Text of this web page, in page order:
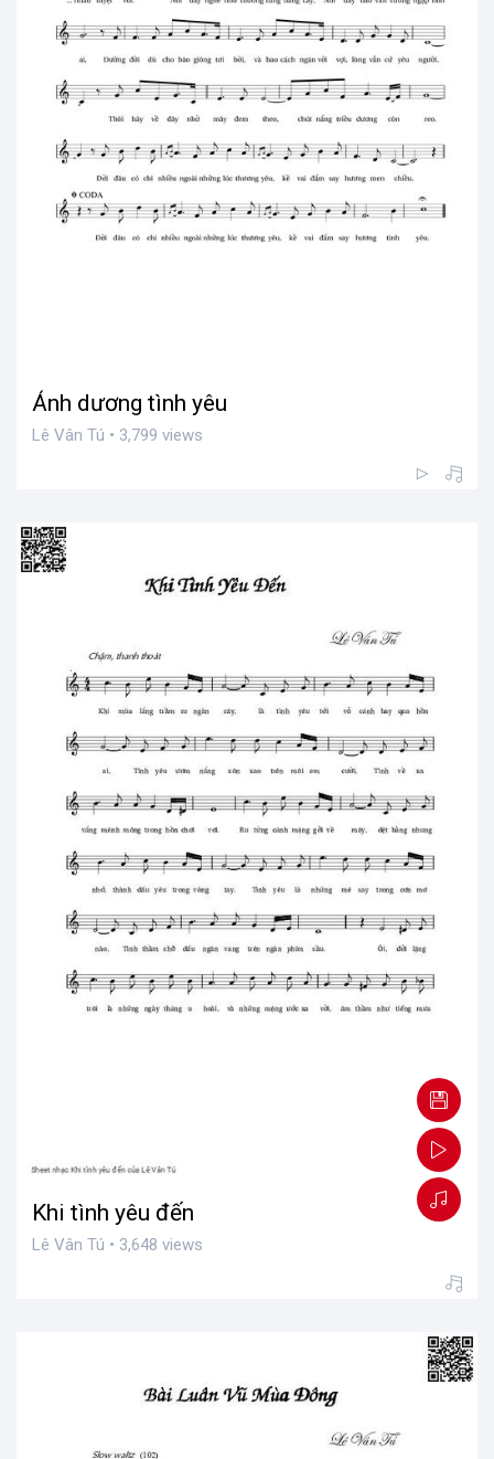
Ánh dương tình yêu
Lê Vân Tú • 3,799 views
Khi tình yêu đến
Lê Vân Tú • 3,648 views